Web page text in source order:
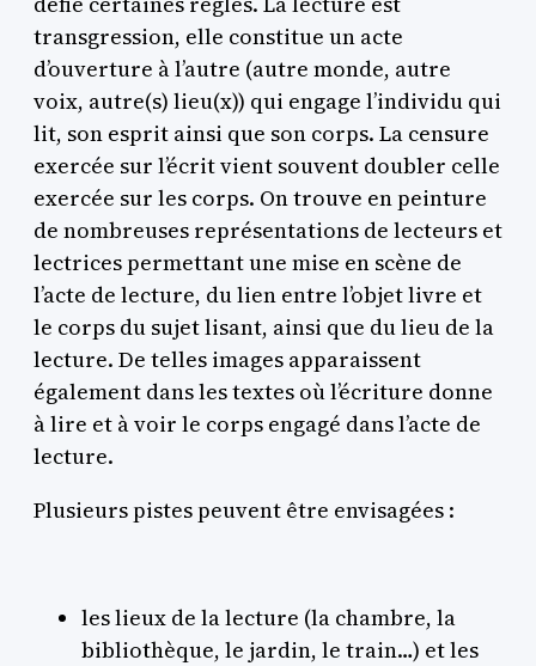
transgression, elle constitue un acte
d’ouverture à l’autre (autre monde, autre
voix, autre(s) lieu(x)) qui engage l’individu qui
lit, son esprit ainsi que son corps. La censure
exercée sur l’écrit vient souvent doubler celle
exercée sur les corps. On trouve en peinture
de nombreuses représentations de lecteurs et
lectrices permettant une mise en scène de
l’acte de lecture, du lien entre l’objet livre et
le corps du sujet lisant, ainsi que du lieu de la
lecture. De telles images apparaissent
également dans les textes où l’écriture donne
à lire et à voir le corps engagé dans l’acte de
lecture.
Plusieurs pistes peuvent être envisagées :
les lieux de la lecture (la chambre, la
bibliothèque, le jardin, le train…) et les